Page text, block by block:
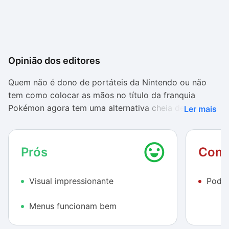
Opinião dos editores
Quem não é dono de portáteis da Nintendo ou não
tem como colocar as mãos no título da franquia
Pokémon agora tem uma alternativa cheia de
tradicional da franquia, com forte aspecto multiplayer
e competitivo.
do título. É possível formar clãs, conversar com
outros jogadores, trocar itens e monstros e participar
Ler mais
Prós
Visual impressionante
Menus funcionam bem